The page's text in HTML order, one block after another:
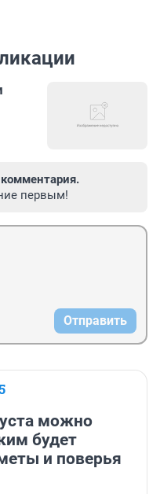
первым!
Отправить
можно
будет
и поверья